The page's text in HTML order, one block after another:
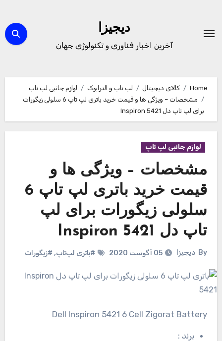
content
دیجیزا
آخرین اخبار فناوری و تکنولوژی جهان
Home کالای دیجیتال لپ تاپ و الترابوک
لوازم جانبی لپ تاپ
مشخصات – ویژگی ها و قیمت خرید باتری لپ تاپ 6 سلولی زیگورات
برای لپ تاپ دل Inspiron 5421
لوازم جانبی لپ تاپ
مشخصات – ویژگی ها و
قیمت خرید باتری لپ تاپ 6
سلولی زیگورات برای لپ
تاپ دل Inspiron 5421
By دیجیزا 05 آگوست 2020 #باتری لپ‌تاپ, #زیگورات
Dell Inspiron 5421 6 Cell Zigorat Battery
برند: